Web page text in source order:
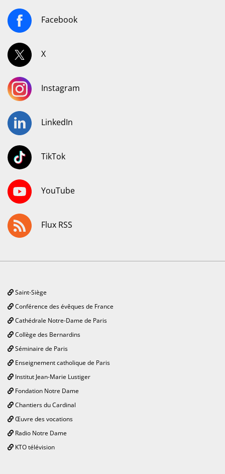
Facebook
X
Instagram
LinkedIn
TikTok
YouTube
Flux RSS
Saint-Siège
Conférence des évêques de France
Cathédrale Notre-Dame de Paris
Collège des Bernardins
Séminaire de Paris
Enseignement catholique de Paris
Institut Jean-Marie Lustiger
Fondation Notre Dame
Chantiers du Cardinal
Œuvre des vocations
Radio Notre Dame
KTO télévision